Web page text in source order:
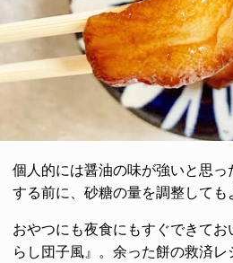
個人的には醤油の味が強いと思
する前に、砂糖の量を調整しても
おやつにも夜食にもすぐできて
らし団子風』。余った餅の救済